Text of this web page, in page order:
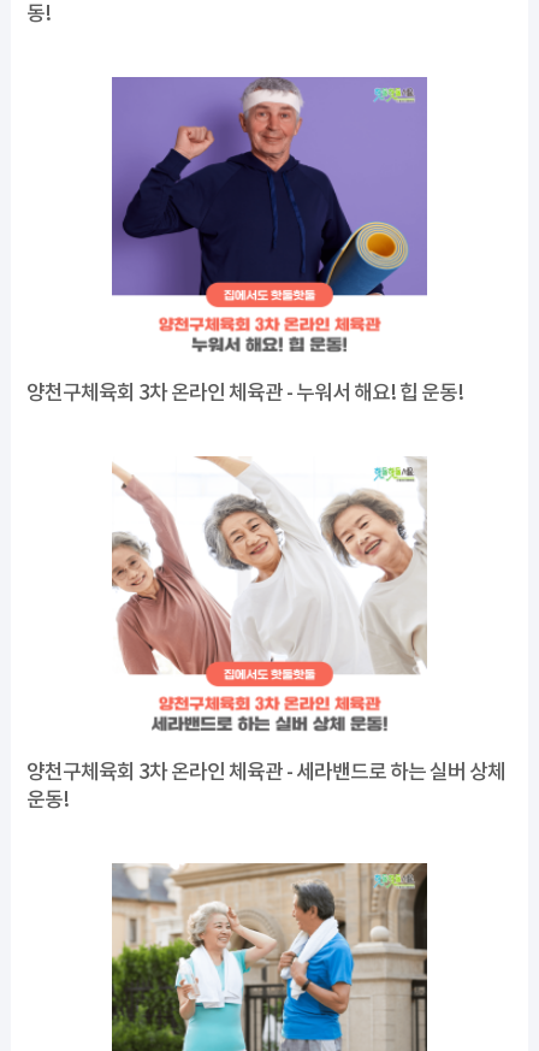
동!
양천구체육회 3차 온라인 체육관 - 누워서 해요! 힙 운동!
양천구체육회 3차 온라인 체육관 - 세라밴드로 하는 실버 상체
운동!